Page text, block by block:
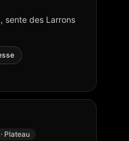
sente des Larrons
Plateau